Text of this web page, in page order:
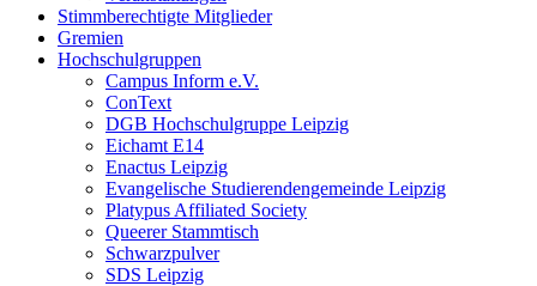
Stimmberechtigte Mitglieder
Gremien
Hochschulgruppen
Campus Inform e.V.
ConText
DGB Hochschulgruppe Leipzig
Eichamt E14
Enactus Leipzig
Evangelische Studierendengemeinde Leipzig
Platypus Affiliated Society
Queerer Stammtisch
Schwarzpulver
SDS Leipzig